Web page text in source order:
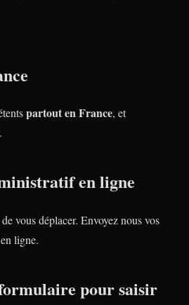
partout en France, et
en ligne
vous déplacer. Envoyez nous vos
ligne.
pour saisir